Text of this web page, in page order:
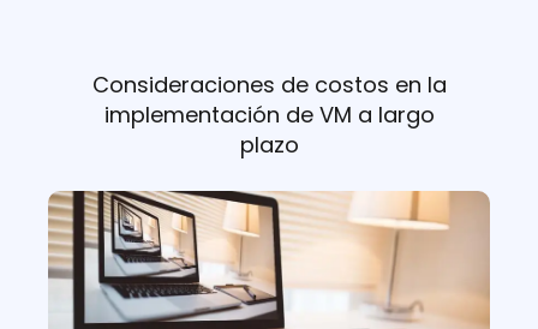
Consideraciones de costos en la
implementación de VM a largo
plazo